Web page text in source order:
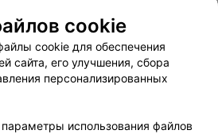
договор
Способы оплаты
по использованию сервиса
«Афиша»
соглашение
вопросам сотрудничества
cookie
cookie для обеспечения
сайта, его улучшения, сбора
персонализированных
использования файлов